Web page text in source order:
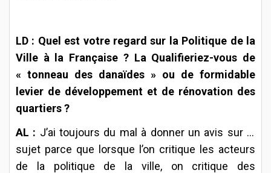
LD : Quel est votre regard sur la Politique de la
Ville à la Française ? La Qualifieriez-vous de
« tonneau des danaïdes » ou de formidable
levier de développement et de rénovation des
quartiers ?
AL : J’ai toujours du mal à donner un avis sur le
sujet parce que lorsque l’on critique les acteurs
de la politique de la ville, on critique des